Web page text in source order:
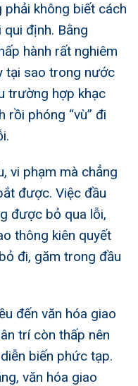
không biết cách
định. Bằng
hành rất nghiêm
tại sao trong nước
trường hợp khạc
rồi phóng “vù” đi
vi phạm mà chẳng
được. Việc đầu
được bỏ qua lỗi,
thông kiên quyết
đi, găm trong đầu
đến văn hóa giao
trí còn thấp nên
biến phức tạp.
văn hóa giao